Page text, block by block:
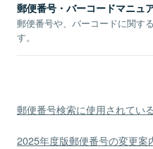
郵便番号・バーコードマニュ
郵便番号や、バーコードに関す
す。
郵便番号検索に使用されてい
2025年度版郵便番号の変更案